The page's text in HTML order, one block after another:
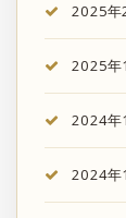
2025年
2025年
2024年
2024年